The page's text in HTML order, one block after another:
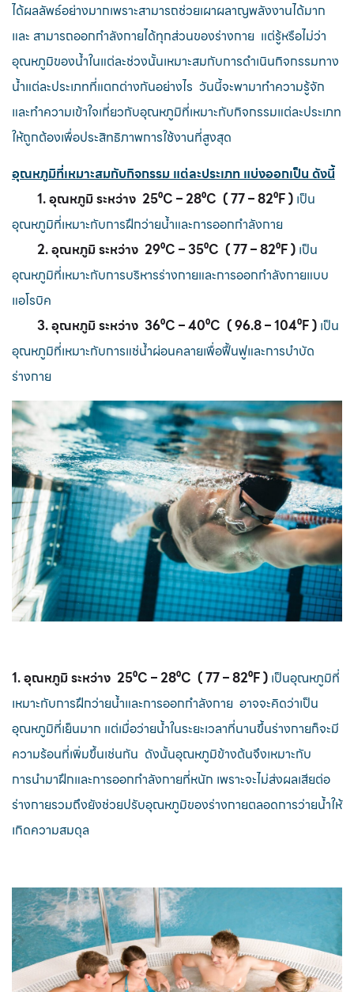
ได้ผลลัพธ์อย่างมากเพราะสามารถช่วยเผาผลาญพลังงานได้มาก
และ สามารถออกกำลังกายได้ทุกส่วนของร่างกาย แต่รู้หรือไม่ว่า
อุณหภูมิของน้ำในแต่ละช่วงนั้นเหมาะสมกับการดำเนินกิจกรรมทาง
น้ำแต่ละประเภทที่แตกต่างกันอย่างไร วันนี้จะพามาทำความรู้จัก
และทำความเข้าใจเกี่ยวกับอุณหภูมิที่เหมาะกับกิจกรรมแต่ละประเภท
ให้ถูกต้องเพื่อประสิทธิภาพการใช้งานที่สูงสุด
อุณหภูมิที่เหมาะสมกับกิจกรรม แต่ละประเภท แบ่งออกเป็น ดังนี้
1. อุณหภูมิ ระหว่าง 25⁰C – 28⁰C ( 77 – 82⁰F) เป็น
อุณหภูมิที่เหมาะกับการฝึกว่ายน้ำและการออกกำลังกาย
2. อุณหภูมิ ระหว่าง 29⁰C – 35⁰C ( 77 – 82⁰F) เป็น
อุณหภูมิที่เหมาะกับการบริหารร่างกายและการออกกำลังกายแบบ
แอโรบิค
3. อุณหภูมิ ระหว่าง 36⁰C – 40⁰C ( 96.8 – 104⁰F) เป็น
อุณหภูมิที่เหมาะกับการแช่น้ำผ่อนคลายเพื่อฟื้นฟูและการบำบัด
ร่างกาย
1. อุณหภูมิ ระหว่าง 25⁰C – 28⁰C ( 77 – 82⁰F ) เป็นอุณหภูมิที่
เหมาะกับการฝึกว่ายน้ำและการออกกำลังกาย อาจจะคิดว่าเป็น
อุณหภูมิที่เย็นมาก แต่เมื่อว่ายน้ำในระยะเวลาที่นานขึ้นร่างกายก็จะมี
ความร้อนที่เพิ่มขึ้นเช่นกัน ดังนั้นอุณหภูมิข้างต้นจึงเหมาะกับ
การนำมาฝึกและการออกกำลังกายที่หนัก เพราะจะไม่ส่งผลเสียต่อ
ร่างกายรวมถึงยังช่วยปรับอุณหภูมิของร่างกายตลอดการว่ายน้ำให้
เกิดความสมดุล